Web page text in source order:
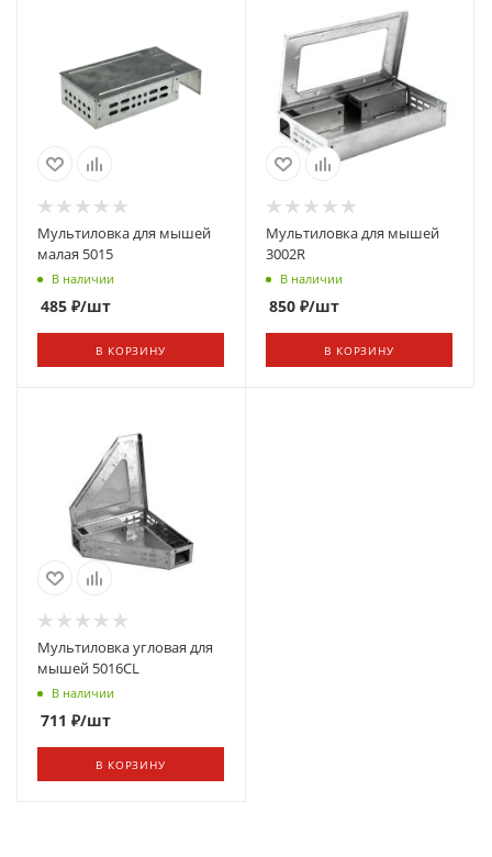
Мультиловка для мышей
малая 5015
В наличии
485 ₽/шт
В КОРЗИНУ
Мультиловка для мышей
3002R
В наличии
850 ₽/шт
В КОРЗИНУ
Мультиловка угловая для
мышей 5016CL
В наличии
711 ₽/шт
В КОРЗИНУ